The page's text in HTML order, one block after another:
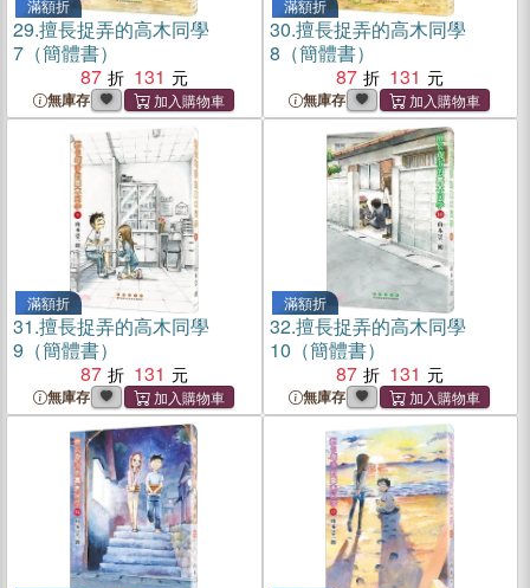
滿額折
29.擅長捉弄的高木同學
7（簡體書）
87
131
無庫存
滿額折
30.擅長捉弄的高木同學
8（簡體書）
87
131
無庫存
滿額折
31.擅長捉弄的高木同學
9（簡體書）
87
131
無庫存
滿額折
32.擅長捉弄的高木同學
10（簡體書）
87
131
無庫存